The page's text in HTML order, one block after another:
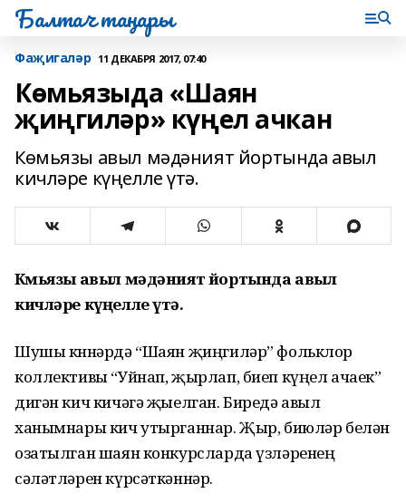
Балтач таңнары
Фаҗигаләр 11 ДЕКАБРЯ 2017, 07:40
Көмьязыда «Шаян
җиңгиләр» күңел ачкан
Көмьязы авыл мәдәният йортында авыл
кичләре күңелле үтә.
Көмьязы авыл мәдәният йортында авыл
кичләре күңелле үтә.
Шушы көннәрдә “Шаян җиңгиләр” фольклор
коллективы “Уйнап, җырлап, биеп күңел ачаек”
дигән кич кичәгә җыелган. Биредә авыл
ханымнары кич утырганнар. Җыр, биюләр белән
озатылган шаян конкурсларда үзләренең
сәләтләрен күрсәткәннәр.